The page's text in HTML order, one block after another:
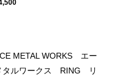
METAL WORKS エー
タルワークス RING リ